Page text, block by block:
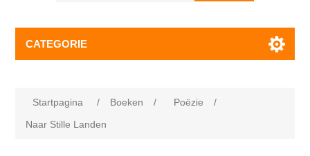
CATEGORIE
Startpagina / Boeken / Poëzie
/
Naar Stille Landen